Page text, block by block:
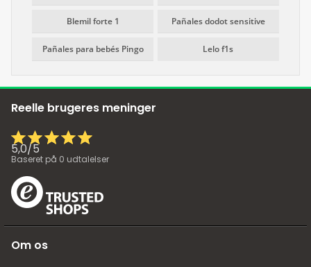
Blemil forte 1 Pañales dodot sensitive
Pañales para bebés Pingo Lelo f1s
Reelle brugeres meninger
5,0/5
Baseret på 0 udtalelser
Om os